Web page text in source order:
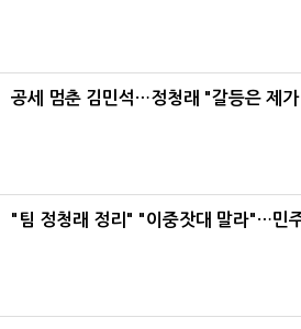
공세 멈춘 김민석…정청래 "갈등은 제가
"팀 정청래 정리" "이중잣대 말라"…민